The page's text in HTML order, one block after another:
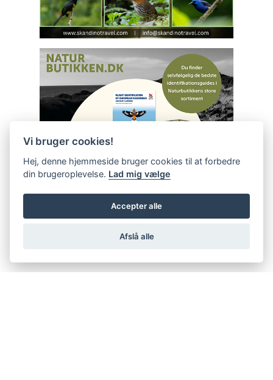
Vi bruger cookies!
Hej, denne hjemmeside bruger cookies til at forbedre
din brugeroplevelse. Lad mig vælge
Accepter alle
Afslå alle